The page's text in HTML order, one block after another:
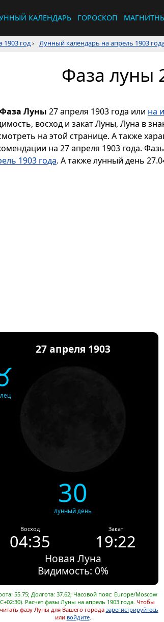
КАЛЕНДАРЬ ГОРОСКОП
1903 год› Лунный календарь на апрель 1903
Фаза луны
Фаза Луны 27 апреля 1903 года или на
восход и закат Луны, Луна в
на этой странице. А также
на 27 апреля 1903 года.
1903 года. А также лунный день
27 апреля 1903
30
лунный день
Восход
04:35
Закат
19:22
Новая Луна
Видимость: 0%
55.75; Долгота: 37.62; Часовой пояс: Europe/Moscow
Расчет фазы Луны на апрель 1903 года. Чтобы
фазу Луны для Вашего города зарегистрируйтесь
или войдите.